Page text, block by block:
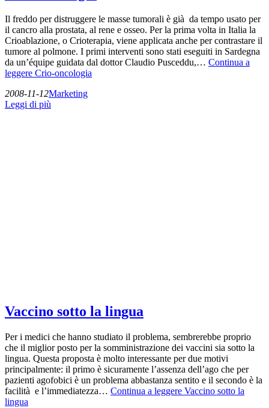
Il freddo per distruggere le masse tumorali è già da tempo usato per
il cancro alla prostata, al rene e osseo. Per la prima volta in Italia la
Crioablazione, o Crioterapia, viene applicata anche per contrastare il
tumore al polmone. I primi interventi sono stati eseguiti in Sardegna
da un’équipe guidata dal dottor Claudio Pusceddu,… Continua a
leggere Crio-oncologia
2008-11-12Marketing
Leggi di più
Vaccino sotto la lingua
Per i medici che hanno studiato il problema, sembrerebbe proprio
che il miglior posto per la somministrazione dei vaccini sia sotto la
lingua. Questa proposta è molto interessante per due motivi
principalmente: il primo è sicuramente l’assenza dell’ago che per
pazienti agofobici è un problema abbastanza sentito e il secondo è la
facilità e l’immediatezza… Continua a leggere Vaccino sotto la
lingua